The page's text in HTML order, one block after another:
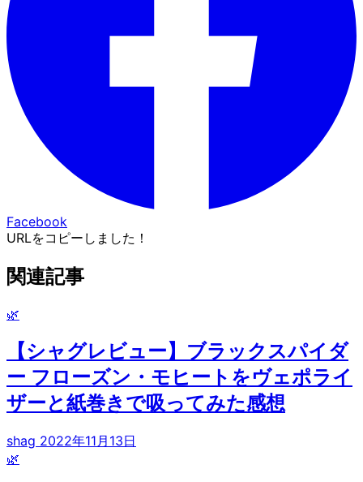
Facebook
URLをコピーしました！
関連記事
🌿
【シャグレビュー】ブラックスパイダ
ー フローズン・モヒートをヴェポライ
ザーと紙巻きで吸ってみた感想
shag 2022年11月13日
🌿